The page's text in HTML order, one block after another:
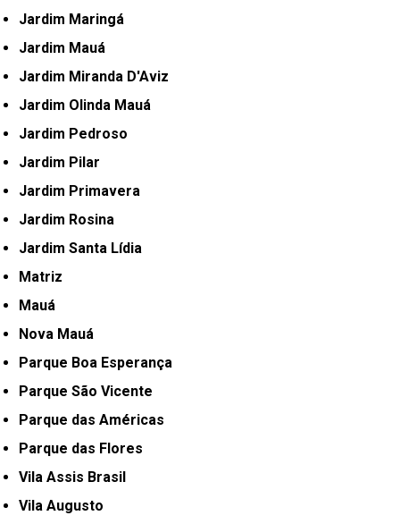
Jardim Maringá
Jardim Mauá
Jardim Miranda D'Aviz
Jardim Olinda Mauá
Jardim Pedroso
Jardim Pilar
Jardim Primavera
Jardim Rosina
Jardim Santa Lídia
Matriz
Mauá
Nova Mauá
Parque Boa Esperança
Parque São Vicente
Parque das Américas
Parque das Flores
Vila Assis Brasil
Vila Augusto